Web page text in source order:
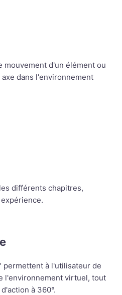
mouvement d'un élément ou
dans l'environnement
différents chapitres,
permettent à l'utilisateur de
l'environnement virtuel, tout
à 360°.